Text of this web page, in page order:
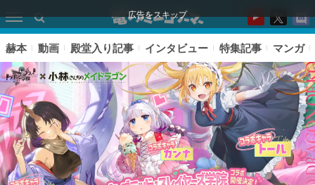
広告をスキップ
赫本 動画 殿堂入り記事 インタビュー 特集記事 マンガ